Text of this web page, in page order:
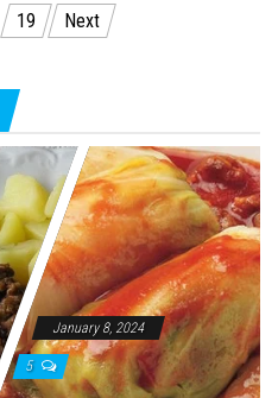
19 Next
January 8, 2024
5